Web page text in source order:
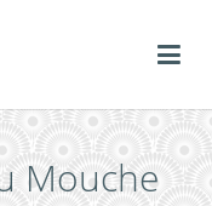
Mouche